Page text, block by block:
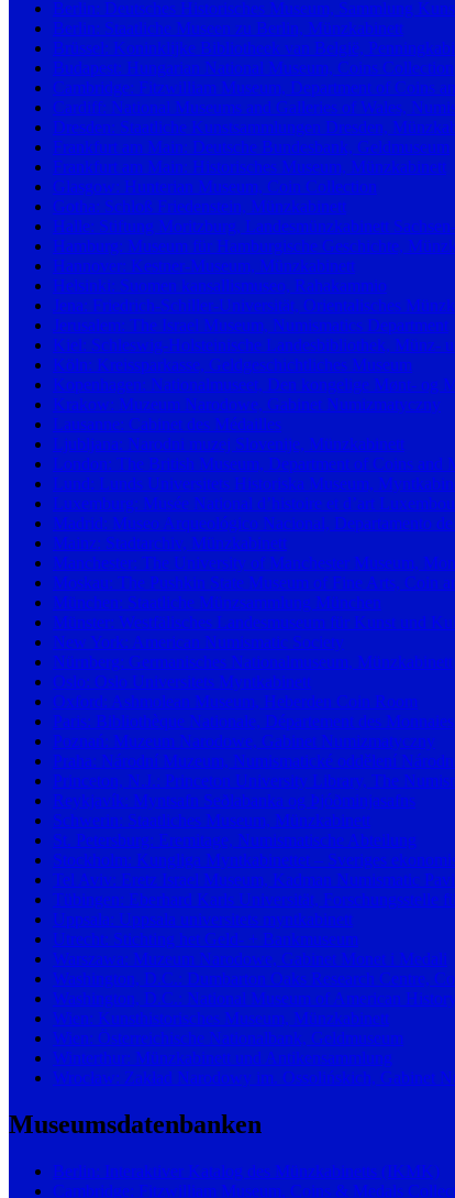
Berlin: Deutsches Historisches Museum, Sammlung
Berlin: Staatliche Museen zu Berlin, Münzkabinett
Brüssel: Koninklijke Bibliotheek van België,
Budapest: Hungarian National Museum, Coins Collection
Cambridge: Fitzwilliam Museum, Department of Coins
Cardiff: National Museums and Galleries of Wales,
Dresden: Staatliche Kunstsammlungen Dresden,
Frankfurt am Main: Deutsche Bundesbank, Geldmuseum
Frankfurt am Main: Historisches Museum, Münzkabinett
Glasgow: Hunterian Museum, Coin Collection
Gotha: Schloß Friedenstein, Münzkabinett
Halle: Stiftung Moritzburg, Landesmünzkabinett
Hamburg: Museum für Hamburgische Geschichte,
Hannover: Kestner-Museum, Münzkabinett
Helsinki: Suomen kansallismuseo, Rahakammio
Jena: Friedrich-Schiller-Universität, Orientalisches
Jerusalem: The Israel Museum, Numismatics Department
Kiel: Schleswig-Holsteinische Landesbibliothek, Münz-
Köln: Kreissparkasse, Geldgeschichtliches Museum
Kopenhagen: Nationalmuseet, Den kongelige Mønt- og
Krakow: Muzeum Narodowe, Gabinet Numizmatyczny
Lausanne: Cabinet des Médailles
Ljubljana: Narodni muzej Slovenije, Münzkabinett
London: The British Museum, Department of Coins and
Lund: Lunds Universitets Historiska Museum,
Luxemburg: Musée National d’histoire et d’art
Madrid: Museo Arqueológico Nacional, Departamento
Mainz: Stadtarchiv, Münzkabinett
Manchester: The University of Manchester Museum,
Moskau: The Pushkin State Museum of Fine Arts, Coin
München: Staatliche Münzsammlung München
Münster: Westfälisches Landesmuseum für Kunst und
New York: American Numismatic Society
Nürnberg: Germanisches Nationalmuseum, Münzkabinett
Oslo: Oslo Universitets Myntkabinett
Oxford: Ashmolean Museum, Heberden Coin Room
Paris: Bibliothèque Nationale, Département des
Poznań: Muzeum Narodowe, Gabinet Numizmatyczny
Praha: Národní Muzeum, Numismatické oddělení
Princeton, N.J.: Princeton University Library, The
Reykjavík: Myntsafn Seðlabanka og Þjóðminjasafns
Schwerin: Staatliches Museum, Münzkabinett
St. Petersburg: Eremitage, Numismatische Abteilung
Stockholm: Kungliga Myntkabinettet – Sveriges
Tel Aviv: Eretz Israel Museum, Kadman Numismatic
Tübingen: Eberhard Karls Universität, Forschungsstelle
Uppsala: Uppsala universitets myntkabinett
Utrecht: Stichting het Geld- + Bankmuseum
Warszawa: Muzeum Narodowe, Gabinet Monet i Medali
Washington, D.C.: Dumbarton Oaks Research Centre,
Washington, D.C.: National Museum of American
Wien: Kunsthistorisches Museum, Münzkabinett
Wien: Österreichische Nationalbank, Geldmuseum
Winterthur: Münzkabinett und Antikensammlung
Wrocław: Zakład Narodowy im. Ossolińskich, Gabinet
Museumsdatenbanken
Berlin: Interaktiver Katalog des Münzkabinetts (IKMK)
Cambridge: Fitzwilliam Museum, Coins & Medals